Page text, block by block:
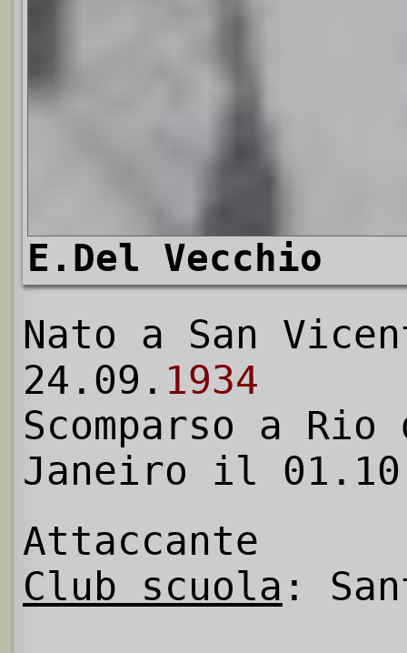
E.Del Vecchio
Nato a San
24.09. 1934
Scomparso a Rio
Janeiro il
Attaccante
Club scuola :